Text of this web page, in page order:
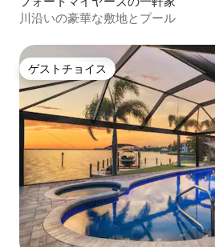
川沿いの豪華な敷地とプール
ゲストチョイス
ゲストチョイス